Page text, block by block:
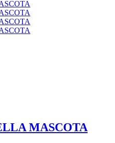
MASCOTA